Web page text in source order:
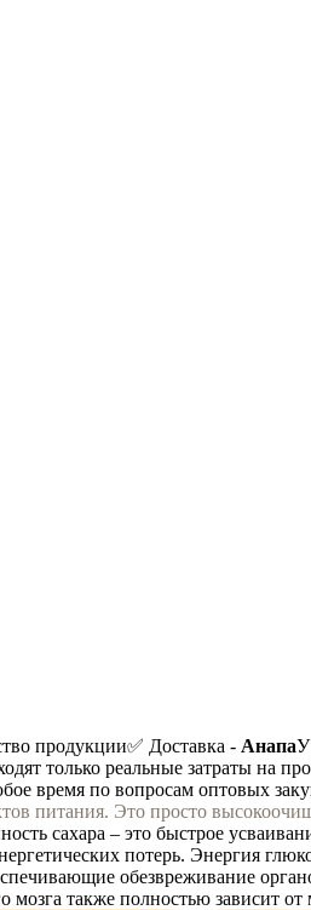
продукции✅ Доставка - АнапаУ
только реальные затраты на
время по вопросам оптовых
питания. Это просто
сахара – это быстрое
потерь. Энергия
обезвреживание
также полностью зависит от